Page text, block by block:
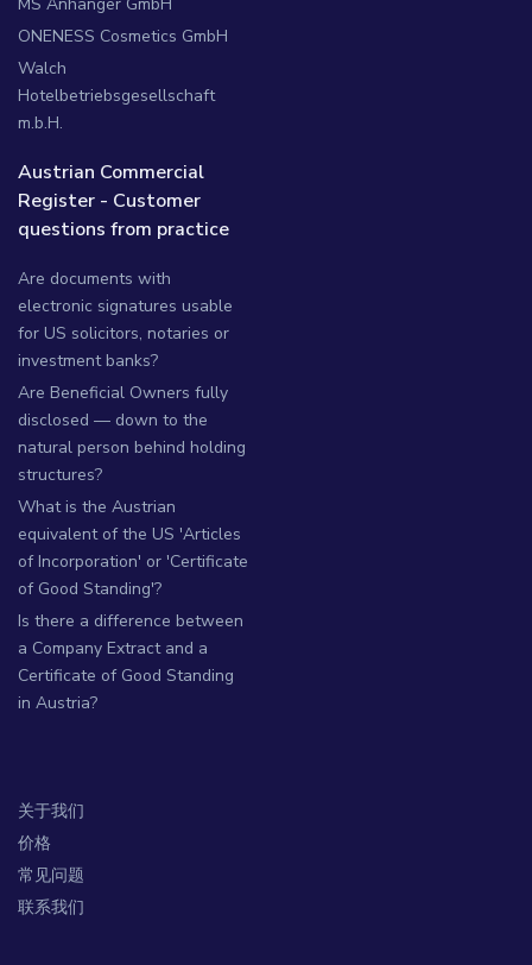
MS Anhänger GmbH
ONENESS Cosmetics GmbH
Walch
Hotelbetriebsgesellschaft
m.b.H.
Austrian Commercial
Register - Customer
questions from practice
Are documents with
electronic signatures usable
for US solicitors, notaries or
investment banks?
Are Beneficial Owners fully
disclosed — down to the
natural person behind holding
structures?
What is the Austrian
equivalent of the US 'Articles
of Incorporation' or 'Certificate
of Good Standing'?
Is there a difference between
a Company Extract and a
Certificate of Good Standing
in Austria?
关于我们
价格
常见问题
联系我们